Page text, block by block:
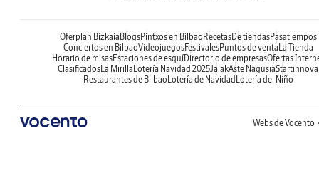
Oferplan Bizkaia BlogsPintxos en Bilbao RecetasDe tiendasPasatiempos
Conciertos en BilbaoVideojuegosFestivalesPuntos de venta La Tienda
Horario de misasEstaciones de esquíDirectorio de empresasOfertas
Clasificados La Mirilla Lotería Navidad 2025JaiakAste NagusiaStartinnova
Restaurantes de Bilbao Lotería de Navidad Lotería del Niño
Webs de Vocento